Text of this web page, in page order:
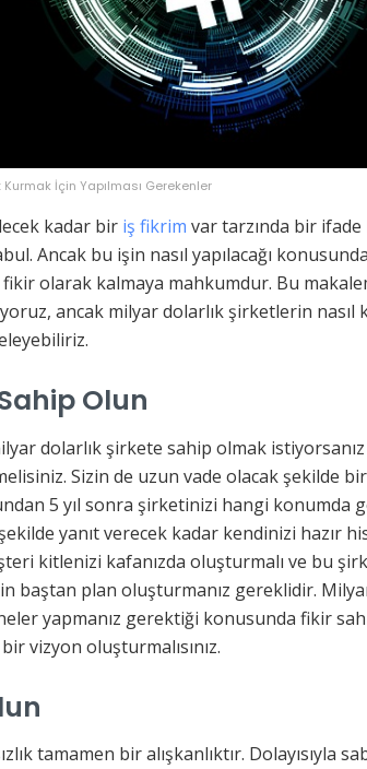
Kurmak İçin Yapılması Gerekenler
kadar bir iş fikrim var tarzında bir ifade
Ancak bu işin nasıl yapılacağı
fikir olarak kalmaya mahkumdur. Bu
ancak milyar dolarlık şirketlerin
Olun
dolarlık şirkete sahip olmak
Sizin de uzun vade olacak şekilde bir
5 yıl sonra şirketinizi hangi konumda
yanıt verecek kadar kendinizi hazır
kitlenizi kafanızda oluşturmalı ve bu
baştan plan oluşturmanız gereklidir.
yapmanız gerektiği konusunda fikir
vizyon oluşturmalısınız.
tamamen bir alışkanlıktır. Dolayısıyla